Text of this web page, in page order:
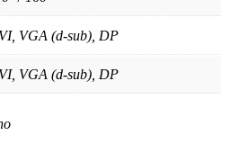
VGA (d-sub), DP
VGA (d-sub), DP